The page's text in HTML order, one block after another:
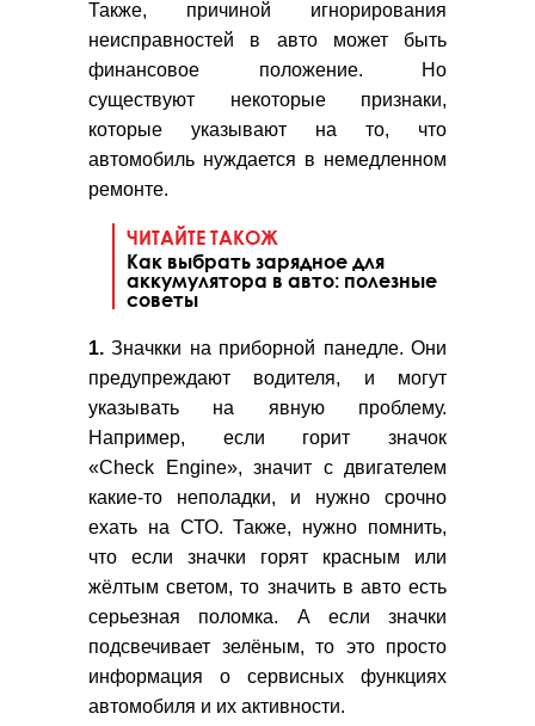
Также, причиной игнорирования
неисправностей в авто может быть
финансовое положение. Но
существуют некоторые признаки,
которые указывают на то, что
автомобиль нуждается в немедленном
ремонте.
ЧИТАЙТЕ ТАКОЖ
Как выбрать зарядное для
аккумулятора в авто: полезные
советы
1. Значкки на приборной панедле. Они
предупреждают водителя, и могут
указывать на явную проблему.
Например, если горит значок
«Check Engine», значит с двигателем
какие-то неполадки, и нужно срочно
ехать на СТО. Также, нужно помнить,
что если значки горят красным или
жёлтым светом, то значить в авто есть
серьезная поломка. А если значки
подсвечивает зелёным, то это просто
информация о сервисных функциях
автомобиля и их активности.